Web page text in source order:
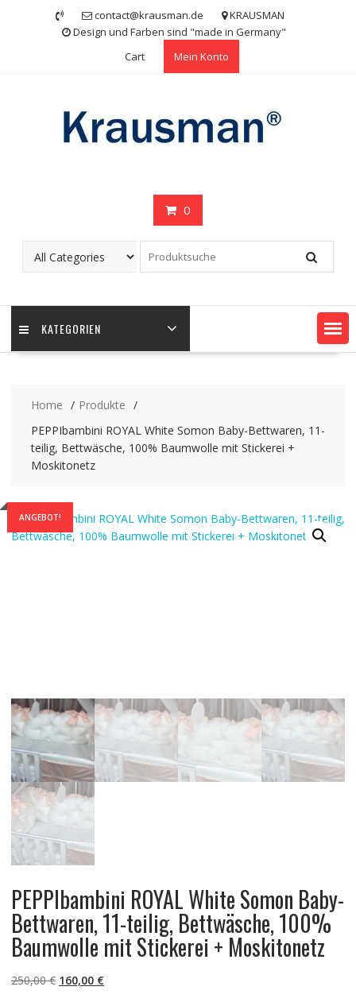
contact@krausman.de
KRAUSMAN
Design und Farben sind "made in Germany"
Cart
Mein Konto
0
KATEGORIEN
Home
Produkte
PEPPIbambini ROYAL White Somon Baby-Bettwaren, 11-
teilig, Bettwäsche, 100% Baumwolle mit Stickerei +
Moskitonetz
ANGEBOT!
PEPPIbambini ROYAL White Somon Baby-
Bettwaren, 11-teilig, Bettwäsche, 100%
Baumwolle mit Stickerei + Moskitonetz
250,00€ Ursprünglicher
160,00 €Aktueller